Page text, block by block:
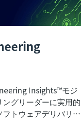
Insights™モジ
グリーダーに実用的
トウェアデリバリー